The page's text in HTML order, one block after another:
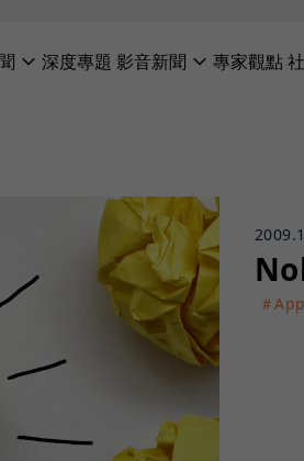
深度專題 影音新聞 專家觀點
＃